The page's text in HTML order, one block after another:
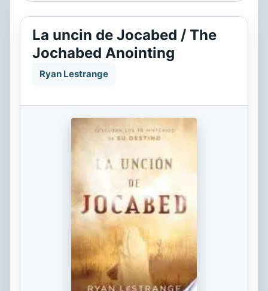
La uncin de Jocabed / The
Jochabed Anointing
Ryan Lestrange